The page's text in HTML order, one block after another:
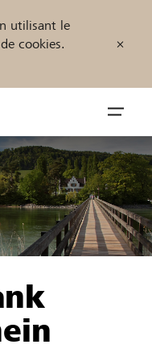
utilisant le
cookies.
öffnen